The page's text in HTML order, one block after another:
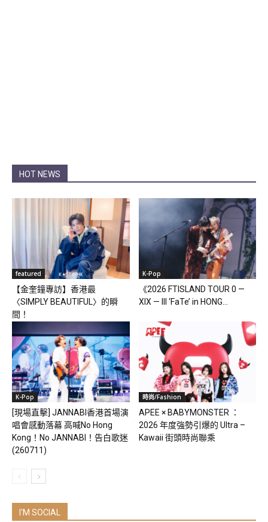
HOT NEWS
featured
【金奎鐘專訪】香港最
〈SIMPLY BEAUTIFUL〉的瞬
間！
K-Pop
《2026 FTISLAND TOUR 0 —
XIX — III ‘FaTe’ in HONG...
K-Pop
[現場直擊] JANNABI香港首場演
唱會感動落幕 高喊No Hong
Kong！No JANNABI！告白歌迷
(260711)
時尚/Fashion
APEE × BABYMONSTER ：
2026 年度強勢引爆的 Ultra –
Kawaii 街頭時尚聯乘
I'M SOCIAL